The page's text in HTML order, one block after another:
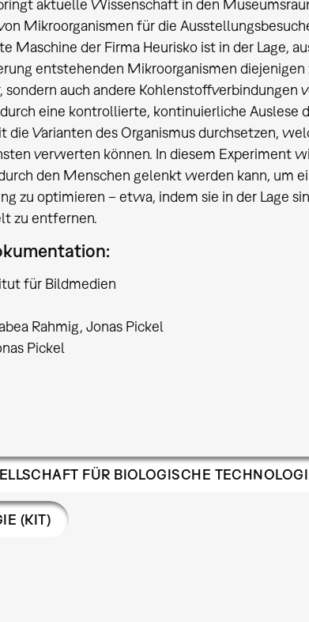
aktuelle Wissenschaft in den
Mikroorganismen für die
Maschine der Firma Heurisko ist in der Lage,
entstehenden Mikroorganismen
sondern auch andere Kohlenstoffverbindungen
eine kontrollierte, kontinuierliche Auslese
die Varianten des Organismus durchsetzen,
verwerten können. In diesem Experiment
den Menschen gelenkt werden kann, um
zu optimieren – etwa, indem sie in der Lage
zu entfernen.
für Bildmedien
Rahmig, Jonas Pickel
Pickel
FÜR BIOLOGISCHE
(KIT)